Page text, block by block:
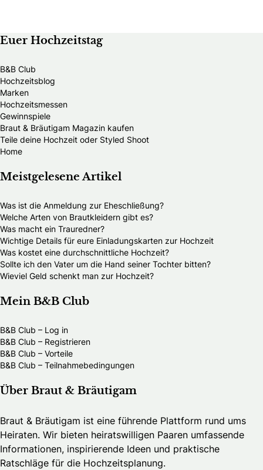
Euer Hochzeitstag
B&B Club
Hochzeitsblog
Marken
Hochzeitsmessen
Gewinnspiele
Braut & Bräutigam Magazin kaufen
Teile deine Hochzeit oder Styled Shoot
Home
Meistgelesene Artikel
Was ist die Anmeldung zur Eheschließung?
Welche Arten von Brautkleidern gibt es?
Was macht ein Trauredner?
Wichtige Details für eure Einladungskarten zur Hochzeit
Was kostet eine durchschnittliche Hochzeit?
Sollte ich den Vater um die Hand seiner Tochter bitten?
Wieviel Geld schenkt man zur Hochzeit?
Mein B&B Club
B&B Club – Log in
B&B Club – Registrieren
B&B Club – Vorteile
B&B Club – Teilnahmebedingungen
Über Braut & Bräutigam
Braut & Bräutigam ist eine führende Plattform rund ums
Heiraten. Wir bieten heiratswilligen Paaren umfassende
Informationen, inspirierende Ideen und praktische
Ratschläge für die Hochzeitsplanung.